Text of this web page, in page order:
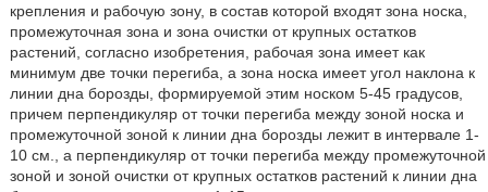
крепления и рабочую зону, в состав которой входят зона носка,
промежуточная зона и зона очистки от крупных остатков
растений, согласно изобретения, рабочая зона имеет как
минимум две точки перегиба, а зона носка имеет угол наклона к
линии дна борозды, формируемой этим носком 5-45 градусов,
причем перпендикуляр от точки перегиба между зоной носка и
промежуточной зоной к линии дна борозды лежит в интервале 1-
10 см., а перпендикуляр от точки перегиба между промежуточной
зоной и зоной очистки от крупных остатков растений к линии дна